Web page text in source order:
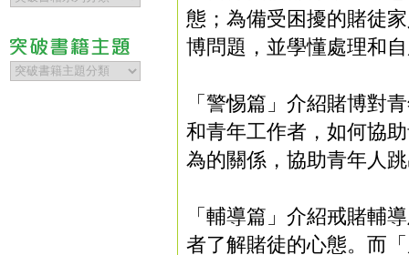
態；為備受困擾的賭徒
博問題，並學懂處理和
「警惕篇」介紹賭博對
和青年工作者，如何協
為的關係，協助青年人
「輔導篇」介紹戒賭輔
者了解賭徒的心態。而